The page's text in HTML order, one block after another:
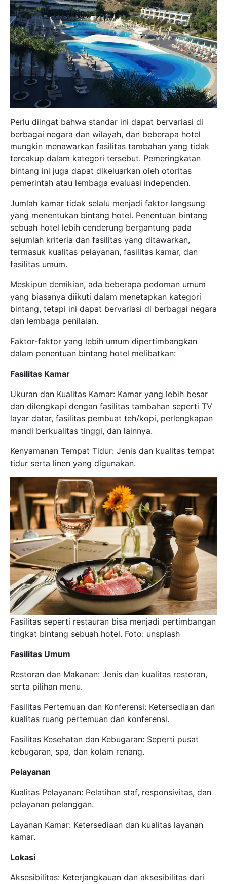
Perlu diingat bahwa standar ini dapat bervariasi di
berbagai negara dan wilayah, dan beberapa hotel
mungkin menawarkan fasilitas tambahan yang tidak
tercakup dalam kategori tersebut. Pemeringkatan
bintang ini juga dapat dikeluarkan oleh otoritas
pemerintah atau lembaga evaluasi independen.
Jumlah kamar tidak selalu menjadi faktor langsung
yang menentukan bintang hotel. Penentuan bintang
sebuah hotel lebih cenderung bergantung pada
sejumlah kriteria dan fasilitas yang ditawarkan,
termasuk kualitas pelayanan, fasilitas kamar, dan
fasilitas umum.
Meskipun demikian, ada beberapa pedoman umum
yang biasanya diikuti dalam menetapkan kategori
bintang, tetapi ini dapat bervariasi di berbagai negara
dan lembaga penilaian.
Faktor-faktor yang lebih umum dipertimbangkan
dalam penentuan bintang hotel melibatkan:
Fasilitas Kamar
Ukuran dan Kualitas Kamar: Kamar yang lebih besar
dan dilengkapi dengan fasilitas tambahan seperti TV
layar datar, fasilitas pembuat teh/kopi, perlengkapan
mandi berkualitas tinggi, dan lainnya.
Kenyamanan Tempat Tidur: Jenis dan kualitas tempat
tidur serta linen yang digunakan.
Fasilitas seperti restauran bisa menjadi pertimbangan
tingkat bintang sebuah hotel. Foto: unsplash
Fasilitas Umum
Restoran dan Makanan: Jenis dan kualitas restoran,
serta pilihan menu.
Fasilitas Pertemuan dan Konferensi: Ketersediaan dan
kualitas ruang pertemuan dan konferensi.
Fasilitas Kesehatan dan Kebugaran: Seperti pusat
kebugaran, spa, dan kolam renang.
Pelayanan
Kualitas Pelayanan: Pelatihan staf, responsivitas, dan
pelayanan pelanggan.
Layanan Kamar: Ketersediaan dan kualitas layanan
kamar.
Lokasi
Aksesibilitas: Keterjangkauan dan aksesibilitas dari